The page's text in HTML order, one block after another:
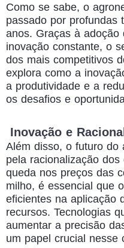
Como se sabe, o
passado por profundas
anos. Graças à
inovação constante, o
dos mais competitivos
explora como a
a produtividade e a
os desafios e
Inovação e
Além disso, o futuro do
pela racionalização
queda nos preços das
milho, é essencial que
eficientes na aplicação
recursos. Tecnologias
aumentar a precisão
um papel crucial nesse